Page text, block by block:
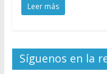
Leer más
Síguenos en la